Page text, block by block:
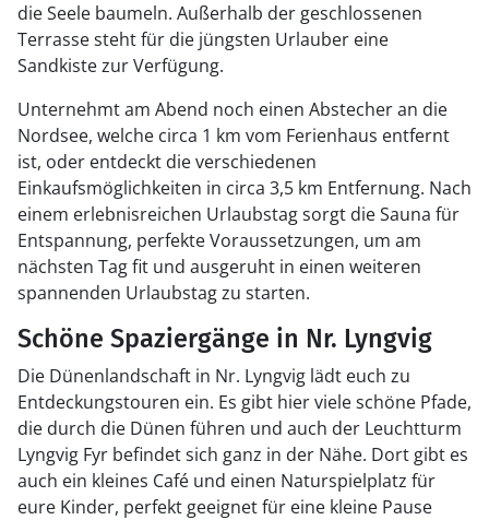
die Seele baumeln. Außerhalb der geschlossenen
Terrasse steht für die jüngsten Urlauber eine
Sandkiste zur Verfügung.
Unternehmt am Abend noch einen Abstecher an die
Nordsee, welche circa 1 km vom Ferienhaus entfernt
ist, oder entdeckt die verschiedenen
Einkaufsmöglichkeiten in circa 3,5 km Entfernung. Nach
einem erlebnisreichen Urlaubstag sorgt die Sauna für
Entspannung, perfekte Voraussetzungen, um am
nächsten Tag fit und ausgeruht in einen weiteren
spannenden Urlaubstag zu starten.
Schöne Spaziergänge in Nr. Lyngvig
Die Dünenlandschaft in Nr. Lyngvig lädt euch zu
Entdeckungstouren ein. Es gibt hier viele schöne Pfade,
die durch die Dünen führen und auch der Leuchtturm
Lyngvig Fyr befindet sich ganz in der Nähe. Dort gibt es
auch ein kleines Café und einen Naturspielplatz für
eure Kinder, perfekt geeignet für eine kleine Pause